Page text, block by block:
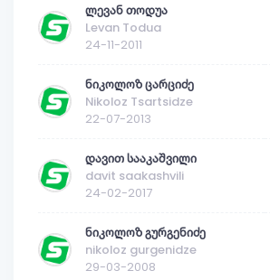
ლევან თოდუა
Levan Todua
24-11-2011
ნიკოლოზ ცარციძე
Nikoloz Tsartsidze
22-07-2013
დავით სააკაშვილი
davit saakashvili
24-02-2017
ნიკოლოზ გურგენიძე
nikoloz gurgenidze
29-03-2008